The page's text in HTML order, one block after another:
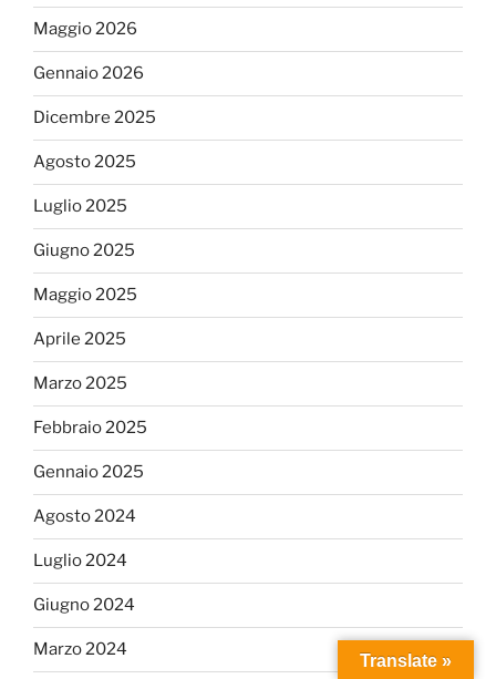
Maggio 2026
Gennaio 2026
Dicembre 2025
Agosto 2025
Luglio 2025
Giugno 2025
Maggio 2025
Aprile 2025
Marzo 2025
Febbraio 2025
Gennaio 2025
Agosto 2024
Luglio 2024
Giugno 2024
Marzo 2024
Translate »